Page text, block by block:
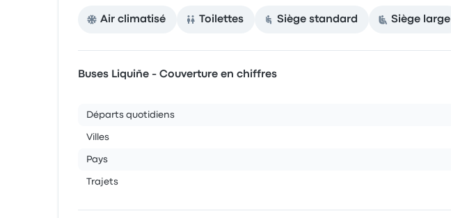
Air climatisé Toilettes Siège standard Siège large
Buses Liquiñe - Couverture en chiffres
Départs quotidiens
Villes
Pays
Trajets